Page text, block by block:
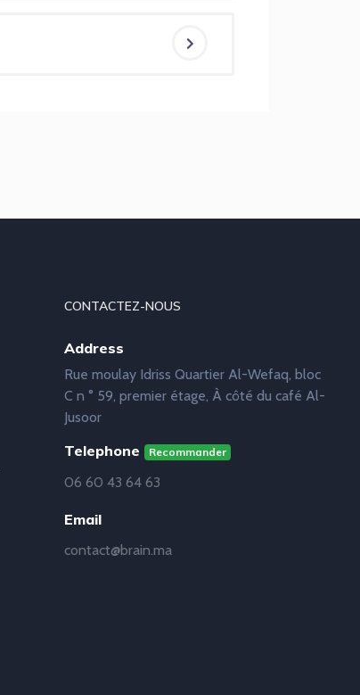
CONTACTEZ-NOUS
Address
Rue moulay Idriss Quartier Al-Wefaq, bloc
C n ° 59, premier étage, À côté du café Al-
Jusoor
Telephone Recommander
06 60 43 64 63
Email
contact@brain.ma